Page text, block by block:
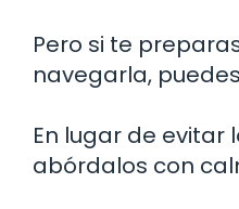
Pero si te
navegarla,
En lugar de evitar
abórdalos con